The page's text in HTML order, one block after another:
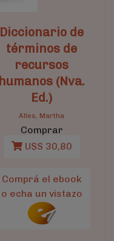
Diccionario de
términos de
recursos
humanos (Nva.
Ed.)
Alles, Martha
Comprar
U$S 30,80
Comprá el ebook
o echa un vistazo